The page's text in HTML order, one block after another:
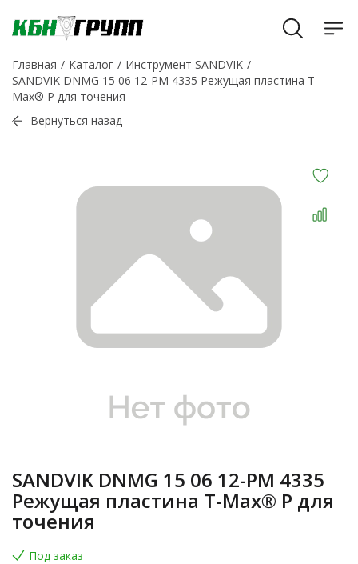
Главная Каталог
Инструмент SANDVIK
SANDVIK DNMG 15 06 12-PM 4335 Режущая пластина T-
Max® P для точения
Вернуться назад
SANDVIK DNMG 15 06 12-PM 4335
Режущая пластина T-Max® P для
точения
Под заказ